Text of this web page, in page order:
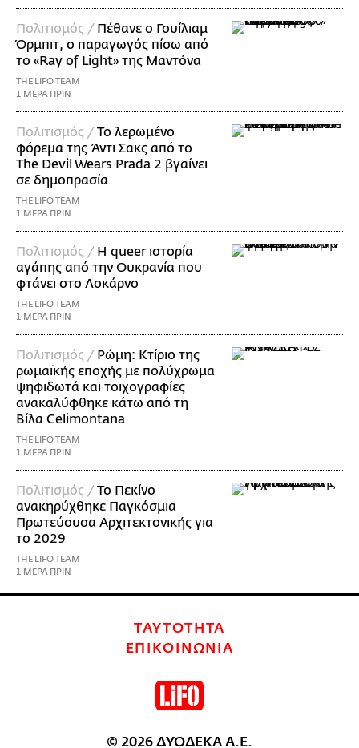
Πολιτισμός / Πέθανε ο Γουίλιαμ
Όρμπιτ, ο παραγωγός πίσω από
το «Ray of Light» της Μαντόνα
THE LIFO TEAM
1 ΜΕΡΑ ΠΡΙΝ
Πολιτισμός /Το λερωμένο
φόρεμα της Άντι Σακς από το
The Devil Wears Prada 2 βγαίνει
σε δημοπρασία
THE LIFO TEAM
1 ΜΕΡΑ ΠΡΙΝ
Πολιτισμός / Η queer ιστορία
αγάπης από την Ουκρανία που
φτάνει στο Λοκάρνο
THE LIFO TEAM
1 ΜΕΡΑ ΠΡΙΝ
Πολιτισμός / Ρώμη: Κτίριο της
ρωμαϊκής εποχής με πολύχρωμα
ψηφιδωτά και τοιχογραφίες
ανακαλύφθηκε κάτω από τη
Βίλα Celimontana
THE LIFO TEAM
1 ΜΕΡΑ ΠΡΙΝ
Πολιτισμός /Το Πεκίνο
ανακηρύχθηκε Παγκόσμια
Πρωτεύουσα Αρχιτεκτονικής για
το 2029
THE LIFO TEAM
1 ΜΕΡΑ ΠΡΙΝ
ΤΑΥΤΟΤΗΤΑ
ΕΠΙΚΟΙΝΩΝΙΑ
© 2026 ΔΥΟΔΕΚΑ Α.Ε.